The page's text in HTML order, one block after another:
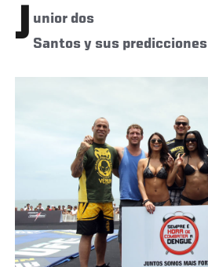
J unior dos
Santos y sus predicciones